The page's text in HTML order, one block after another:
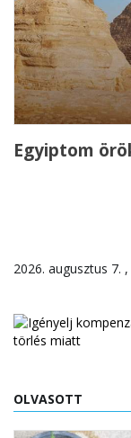
Egyiptom
2026. augusztus 7.
OLVASOTT